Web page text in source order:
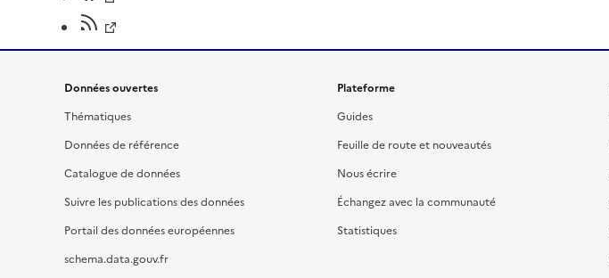
Données ouvertes
Thématiques
Données de référence
Catalogue de données
Suivre les publications des données
Portail des données européennes
schema.data.gouv.fr
Plateforme
Guides
Feuille de route et nouveautés
Nous écrire
Échangez avec la communauté
Statistiques